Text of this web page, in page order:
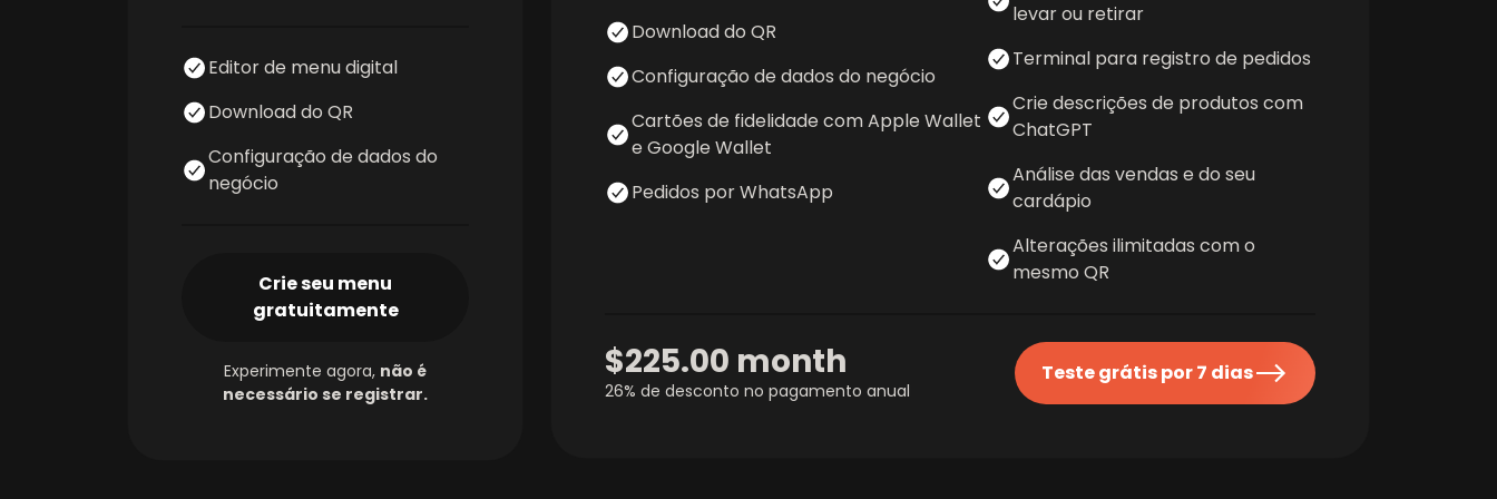
Editor de menu digital
Download do QR
Configuração de dados do
negócio
Crie seu menu
gratuitamente
Experimente agora, não é
necessário se registrar.
Download do QR
Configuração de dados do negócio
Cartões de fidelidade com Apple Wallet
e Google Wallet
Pedidos por WhatsApp
levar ou retirar
Terminal para registro de pedidos
Crie descrições de produtos com
ChatGPT
Análise das vendas e do seu
cardápio
Alterações ilimitadas com o
mesmo QR
$225.00 month
26% de desconto no pagamento anual
Teste grátis por 7 dias